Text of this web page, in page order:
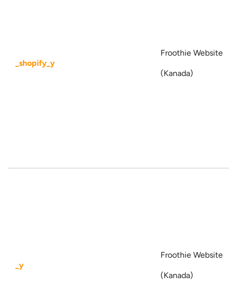
_shopify_y
Froothie Website
(Kanada)
_y
Froothie Website
(Kanada)